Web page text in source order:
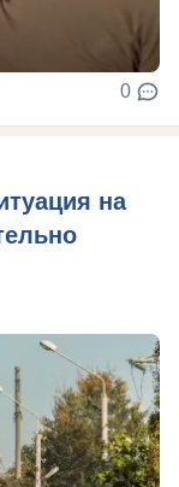
0
на